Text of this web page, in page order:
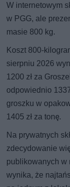
W internetowym
w PGG, ale
masie 800 kg.
Koszt 800-
sierpniu 2026
1200 zł za
odpowiednio
groszku w
1405 zł za tonę.
Na prywatnych
zdecydowanie
publikowanych w
wynika, że